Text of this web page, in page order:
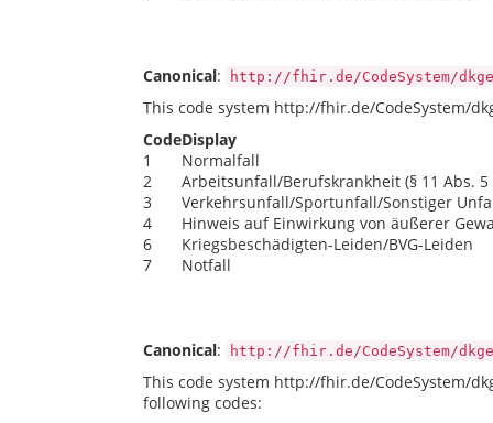
Canonical: http://fhir.de/CodeSystem/
This code system http://fhir.de/CodeSystem/
CodeDisplay
1
Normalfall
2
Arbeitsunfall/Berufskrankheit (§ 11 Abs. 5
3
Verkehrsunfall/Sportunfall/Sonstiger
4
Hinweis auf Einwirkung von äußerer
6
Kriegsbeschädigten-Leiden/BVG-Leiden
7
Notfall
Canonical: http://fhir.de/CodeSystem/
This code system http://fhir.de/CodeSystem/
following codes: